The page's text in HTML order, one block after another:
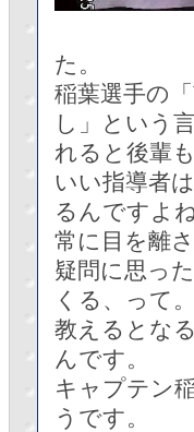
た。
稲葉選手の
し」という
れると後輩
いい指導者
るんですよ
常に目を離
疑問に思っ
くる、って
教えるとな
んです。
キャプテン
うです。